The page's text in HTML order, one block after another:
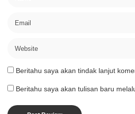
Beritahu saya akan tindak lanjut
Beritahu saya akan tulisan baru